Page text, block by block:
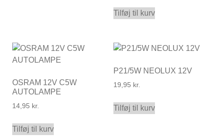
Tilføj til kurv
OSRAM 12V C5W
AUTOLAMPE
14,95 kr.
Tilføj til kurv
P21/5W NEOLUX 12V
19,95 kr.
Tilføj til kurv